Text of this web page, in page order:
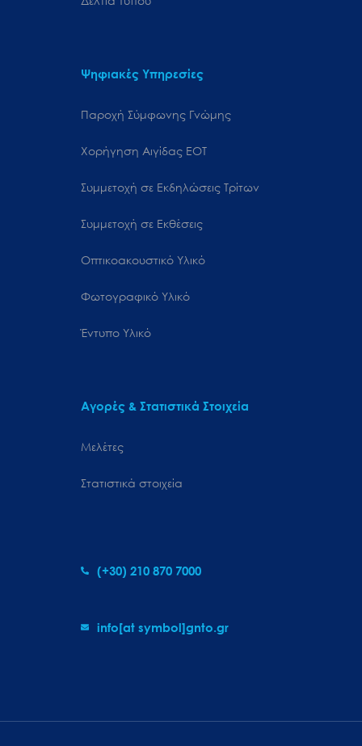
Ψηφιακές Υπηρεσίες
Παροχή Σύμφωνης Γνώμης
Χορήγηση Αιγίδας ΕΟΤ
Συμμετοχή σε Εκδηλώσεις Τρίτων
Συμμετοχή σε Εκθέσεις
Οπτικοακουστικό Υλικό
Φωτογραφικό Υλικό
Έντυπο Υλικό
Αγορές & Στατιστικά Στοιχεία
Μελέτες
Στατιστικά στοιχεία
(+30) 210 870 7000
info[at symbol]gnto.gr